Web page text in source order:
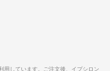
用しています。ご注文後、イプシロン